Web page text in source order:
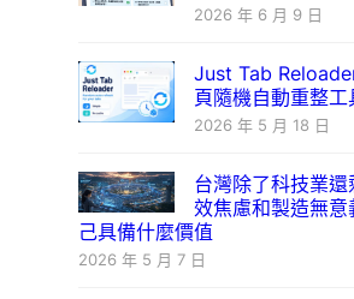
2026 年 6 月 9 日
Just Tab
頁隨機自動重整工
2026 年 5 月 18 日
台灣除了科技業
效焦慮和製造無
己具備什麼價值
2026 年 5 月 7 日